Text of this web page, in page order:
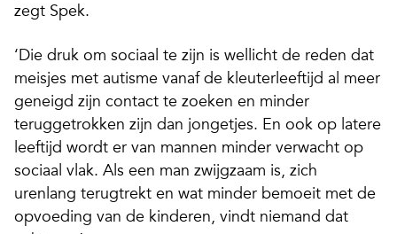
zegt Spek.
‘Die druk om sociaal te zijn is wellicht de reden dat
meisjes met autisme vanaf de kleuterleeftijd al meer
geneigd zijn contact te zoeken en minder
teruggetrokken zijn dan jongetjes. En ook op latere
leeftijd wordt er van mannen minder verwacht op
sociaal vlak. Als een man zwijgzaam is, zich
urenlang terugtrekt en wat minder bemoeit met de
opvoeding van de kinderen, vindt niemand dat